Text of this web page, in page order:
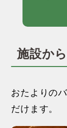
施設か
おたよりの
だけます。